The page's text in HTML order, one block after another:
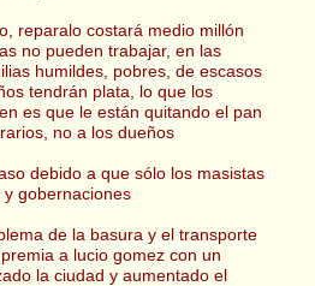
reparalo costará medio millón
no pueden trabajar, en las
humildes, pobres, de escasos
tendrán plata, lo que los
es que le están quitando el pan
no a los dueños
debido a que sólo los masistas
gobernaciones
de la basura y el transporte
a lucio gomez con un
la ciudad y aumentado el